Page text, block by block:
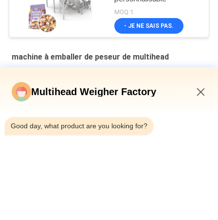
MOQ:1
- JE NE SAIS PAS.
machine à emballer de peseur de multihead
multi-tête pesanteur de pain en sac
Multihead Weigher Factory
Good day, what product are you looking for?